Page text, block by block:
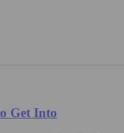
Get Into